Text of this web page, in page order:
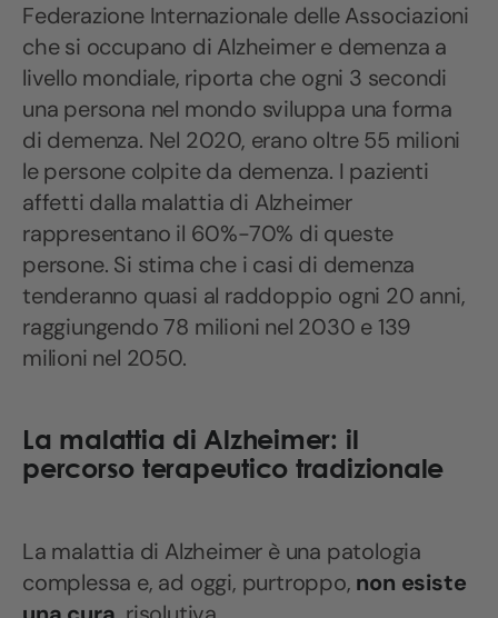
Federazione Internazionale delle Associazioni
che si occupano di Alzheimer e demenza a
livello mondiale, riporta che ogni 3 secondi
una persona nel mondo sviluppa una forma
di demenza. Nel 2020, erano oltre 55 milioni
le persone colpite da demenza. I pazienti
affetti dalla malattia di Alzheimer
rappresentano il 60%-70% di queste
persone. Si stima che i casi di demenza
tenderanno quasi al raddoppio ogni 20 anni,
raggiungendo 78 milioni nel 2030 e 139
milioni nel 2050.
La malattia di Alzheimer: il
percorso terapeutico tradizionale
La malattia di Alzheimer è una patologia
complessa e, ad oggi, purtroppo, non esiste